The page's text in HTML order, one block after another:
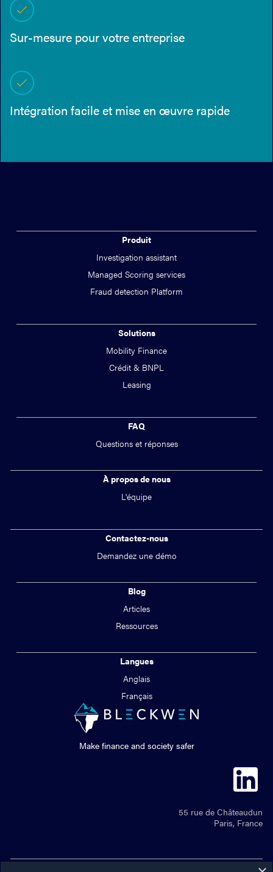
Sur-mesure pour votre entreprise
Intégration facile et mise en œuvre rapide
Produit
Investigation assistant
Managed Scoring services
Fraud detection Platform
Solutions
Mobility Finance
Crédit & BNPL
Leasing
FAQ
Questions et réponses
À propos de nous
L'équipe
Contactez-nous
Demandez une démo
Blog
Articles
Ressources
Langues
Anglais
Français
Make finance and society safer
55 rue de Châteaudun
Paris, France